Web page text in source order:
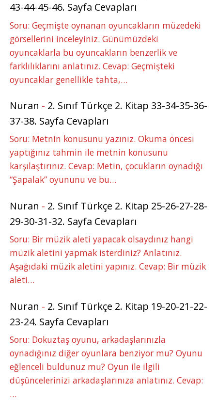
43-44-45-46. Sayfa Cevapları
Soru: Geçmişte oynanan oyuncakların müzedeki
görsellerini inceleyiniz. Günümüzdeki
oyuncaklarla bu oyuncakların benzerlik ve
farklılıklarını anlatınız. Cevap: Geçmişteki
oyuncaklar genellikle tahta,…
Nuran - 2. Sınıf Türkçe 2. Kitap 33-34-35-36-
37-38. Sayfa Cevapları
Soru: Metnin konusunu yazınız. Okuma öncesi
yaptığınız tahmin ile metnin konusunu
karşılaştırınız. Cevap: Metin, çocukların oynadığı
“Şapalak” oyununu ve bu…
Nuran - 2. Sınıf Türkçe 2. Kitap 25-26-27-28-
29-30-31-32. Sayfa Cevapları
Soru: Bir müzik aleti yapacak olsaydınız hangi
müzik aletini yapmak isterdiniz? Anlatınız.
Aşağıdaki müzik aletini yapınız. Cevap: Bir müzik
aleti…
Nuran - 2. Sınıf Türkçe 2. Kitap 19-20-21-22-
23-24. Sayfa Cevapları
Soru: Dokuztaş oyunu, arkadaşlarınızla
oynadığınız diğer oyunlara benziyor mu? Oyunu
eğlenceli buldunuz mu? Oyun ile ilgili
düşüncelerinizi arkadaşlarınıza anlatınız. Cevap:
…